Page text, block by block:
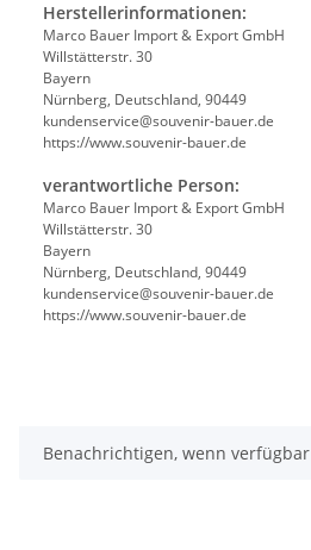
Herstellerinformationen:
Marco Bauer Import & Export GmbH
Willstätterstr. 30
Bayern
Nürnberg, Deutschland, 90449
kundenservice@souvenir-bauer.de
https://www.souvenir-bauer.de
verantwortliche Person:
Marco Bauer Import & Export GmbH
Willstätterstr. 30
Bayern
Nürnberg, Deutschland, 90449
kundenservice@souvenir-bauer.de
https://www.souvenir-bauer.de
Benachrichtigen, wenn verfügbar